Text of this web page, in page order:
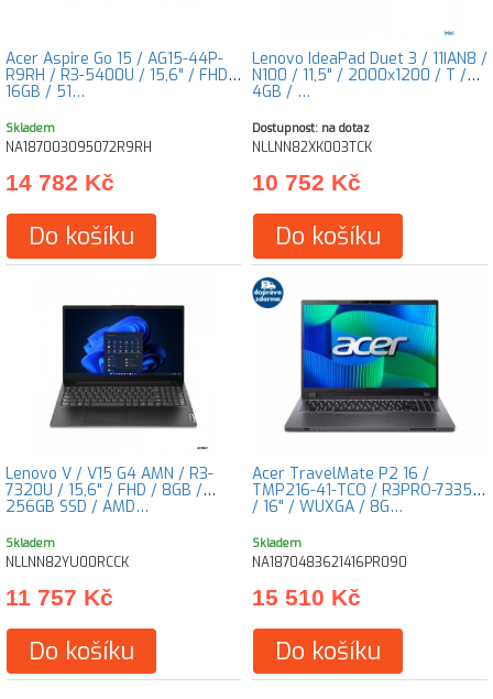
Acer Aspire Go 15 / AG15-44P-
R9RH / R3-5400U / 15,6" / FHD /
16GB / 51…
Skladem
NA187003095072R9RH
14 782 Kč
Do košíku
Lenovo IdeaPad Duet 3 / 11IAN8 /
N100 / 11,5" / 2000x1200 / T /
4GB / …
Dostupnost: na dotaz
NLLNN82XK003TCK
10 752 Kč
Do košíku
Lenovo V / V15 G4 AMN / R3-
7320U / 15,6" / FHD / 8GB /
256GB SSD / AMD…
Skladem
NLLNN82YU00RCCK
11 757 Kč
Do košíku
Acer TravelMate P2 16 /
TMP216-41-TCO / R3PRO-7335U
/ 16" / WUXGA / 8G…
Skladem
NA1870483621416PR090
15 510 Kč
Do košíku